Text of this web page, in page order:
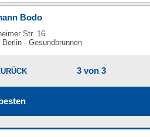
Bodo
Str. 16
Berlin - Gesundbrunnen
3 von 3